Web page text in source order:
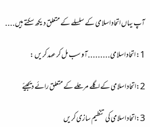
آپ یہاں اتحاد اسلامی کے سلسلے کے متعلق دیکھ سکتے ہیں....
1: اتحاد اسلامی.........آو سب مل کر عہد کریں :
2:اتحاد اسلامی کے اگلے مرحلے کے متعلق رائے دیجیئے
3:اتحاد اسلامی کی تنظیم سازی کریں